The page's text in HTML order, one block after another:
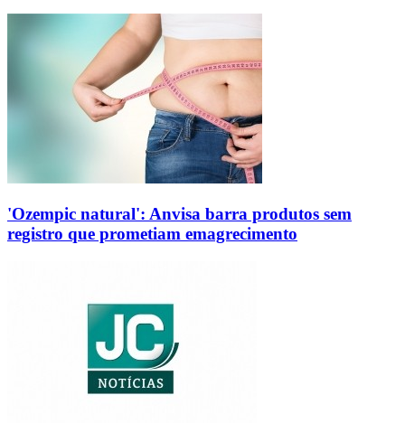
'Ozempic natural': Anvisa barra produtos sem
registro que prometiam emagrecimento